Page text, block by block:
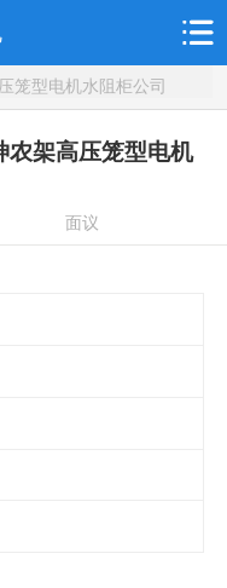
笼型电机水阻柜公司
农架高压笼型电机
面议